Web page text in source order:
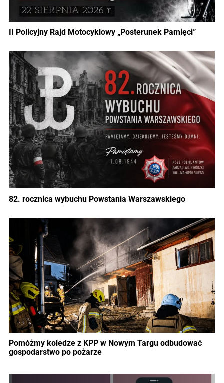
II Policyjny Rajd Motocyklowy „Posterunek Pamięci”
82. rocznica wybuchu Powstania Warszawskiego
Pomóżmy koledze z KPP w Nowym Targu odbudować
gospodarstwo po pożarze